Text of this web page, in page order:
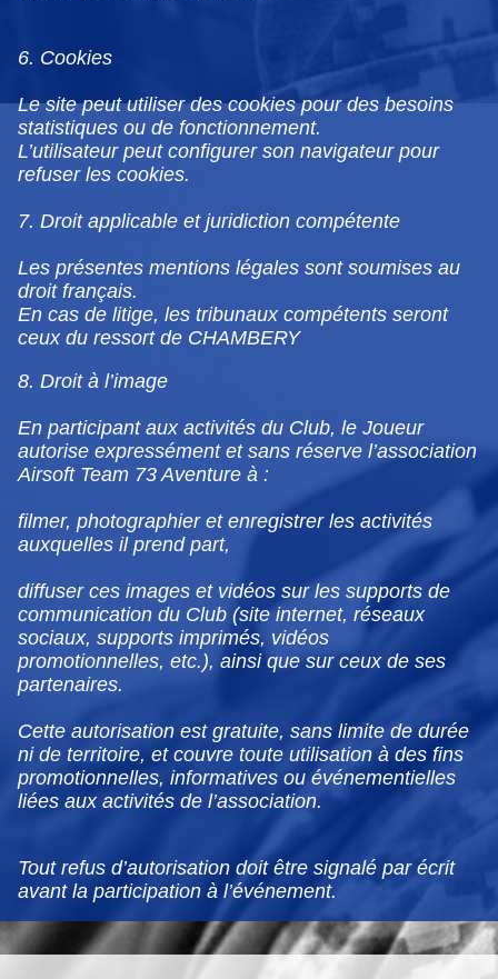
6. Cookies
Le site peut utiliser des cookies pour des besoins
statistiques ou de fonctionnement.
L’utilisateur peut configurer son navigateur pour
refuser les cookies.
7. Droit applicable et juridiction compétente
Les présentes mentions légales sont soumises au
droit français.
En cas de litige, les tribunaux compétents seront
ceux du ressort de CHAMBERY
8. Droit à l’image
En participant aux activités du Club, le Joueur
autorise expressément et sans réserve l’association
Airsoft Team 73 Aventure à :
filmer, photographier et enregistrer les activités
auxquelles il prend part,
diffuser ces images et vidéos sur les supports de
communication du Club (site internet, réseaux
sociaux, supports imprimés, vidéos
promotionnelles, etc.), ainsi que sur ceux de ses
partenaires.
Cette autorisation est gratuite, sans limite de durée
ni de territoire, et couvre toute utilisation à des fins
promotionnelles, informatives ou événementielles
liées aux activités de l’association.
Tout refus d’autorisation doit être signalé par écrit
avant la participation à l’événement.